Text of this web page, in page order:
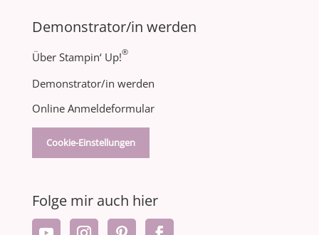
Demonstrator/in werden
Über Stampin‘ Up!®
Demonstrator/in werden
Online Anmeldeformular
Cookie-Einstellungen
Folge mir auch hier